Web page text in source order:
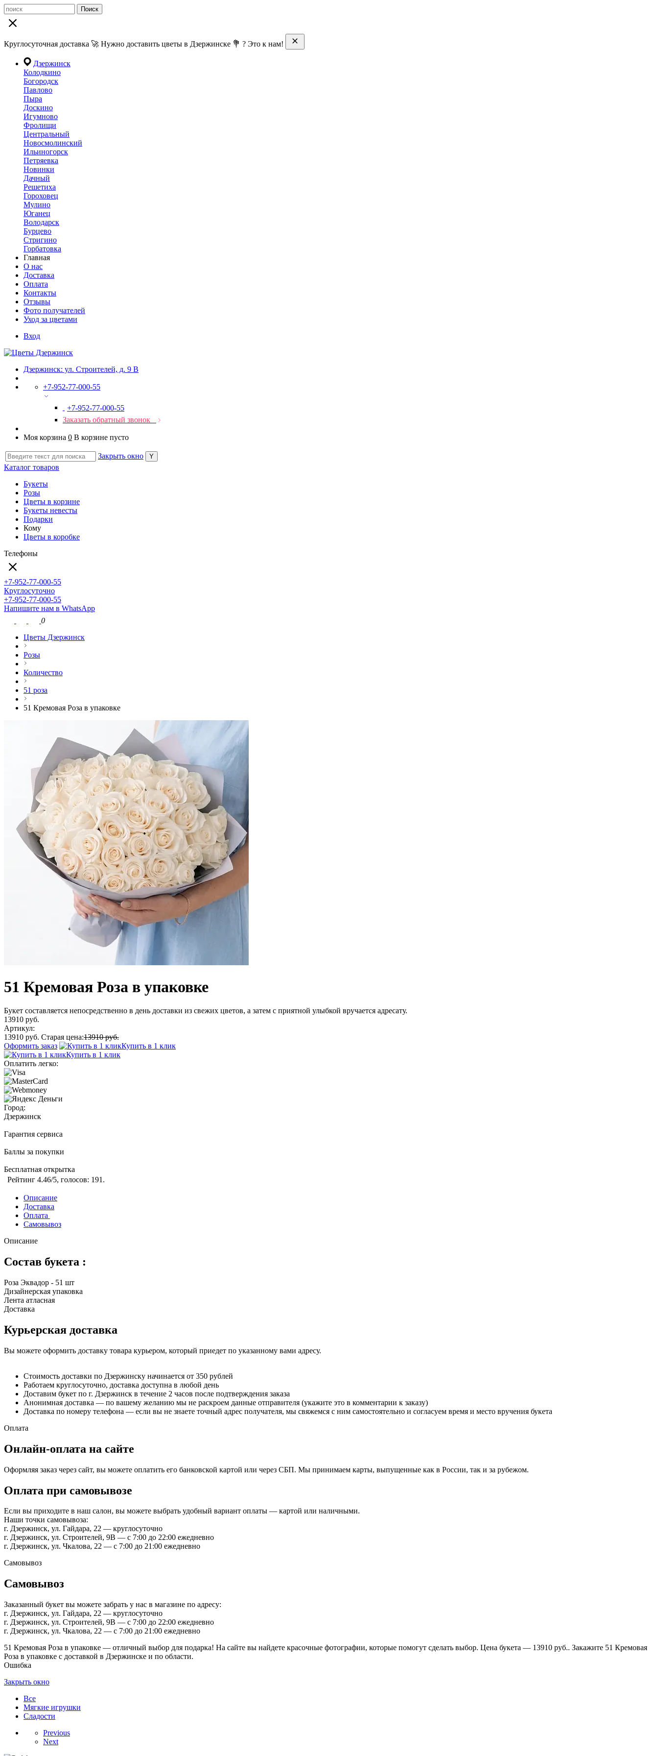
Поиск
Круглосуточная доставка 🚀 Нужно доставить цветы в Дзержинске 💐 ? Это к нам!
Дзержинск
Колодкино
Богородск
Павлово
Пыра
Доскино
Игумново
Фролищи
Центральный
Новосмолинский
Ильиногорск
Петряевка
Новинки
Дачный
Решетиха
Гороховец
Мулино
Юганец
Володарск
Бурцево
Стригино
Горбатовка
Главная
О нас
Доставка
Оплата
Контакты
Отзывы
Фото получателей
Уход за цветами
Вход
Дзержинск: ул. Строителей, д. 9 В
+7-952-77-000-55
+7-952-77-000-55
Заказать обратный звонок
Моя корзина 0 В корзине пусто
Закрыть окно
Каталог товаров
Букеты
Розы
Цветы в корзине
Букеты невесты
Подарки
Кому
Цветы в коробке
Телефоны
+7-952-77-000-55
Круглосуточно
+7-952-77-000-55
Напишите нам в WhatsApp
0
Цветы Дзержинск
Розы
Количество
51 роза
51 Кремовая Роза в упаковке
51 Кремовая Роза в упаковке
Букет составляется непосредственно в день доставки из свежих цветов, а затем с приятной улыбкой вручается адресату.
13910 руб.
Артикул:
13910 руб. Старая цена:13910 руб.
Оформить заказ
Купить в 1 клик
Купить в 1 клик
Оплатить легко:
Город:
Дзержинск
Гарантия сервиса
Баллы за покупки
Бесплатная открытка
Рейтинг 4.46/5, голосов: 191 .
Описание
Доставка
Оплата
Самовывоз
Описание
Состав букета :
Роза Эквадор - 51 шт
Дизайнерская упаковка
Лента атласная
Доставка
Курьерская доставка
Вы можете оформить доставку товара курьером, который приедет по указанному вами адресу.
Стоимость доставки по Дзержинску начинается от 350 рублей
Работаем круглосуточно, доставка доступна в любой день
Доставим букет по г. Дзержинск в течение 2 часов после подтверждения заказа
Анонимная доставка — по вашему желанию мы не раскроем данные отправителя (укажите это в комментарии к заказу)
Доставка по номеру телефона — если вы не знаете точный адрес получателя, мы свяжемся с ним самостоятельно и согласуем время и место вручения букета
Оплата
Онлайн-оплата на сайте
Оформляя заказ через сайт, вы можете оплатить его банковской картой или через СБП. Мы принимаем карты, выпущенные как в России, так и за рубежом.
Оплата при самовывозе
Если вы приходите в наш салон, вы можете выбрать удобный вариант оплаты — картой или наличными.
Наши точки самовывоза:
г. Дзержинск, ул. Гайдара, 22 — круглосуточно
г. Дзержинск, ул. Строителей, 9В — с 7:00 до 22:00 ежедневно
г. Дзержинск, ул. Чкалова, 22 — с 7:00 до 21:00 ежедневно
Самовывоз
Самовывоз
Заказанный букет вы можете забрать у нас в магазине по адресу:
г. Дзержинск, ул. Гайдара, 22 — круглосуточно
г. Дзержинск, ул. Строителей, 9В — с 7:00 до 22:00 ежедневно
г. Дзержинск, ул. Чкалова, 22 — с 7:00 до 21:00 ежедневно
51 Кремовая Роза в упаковке — отличный выбор для подарка! На сайте вы найдете красочные фотографии, которые помогут сделать выбор. Цена букета — 13910 руб.. Закажите 51 Кремовая
Роза в упаковке с доставкой в Дзержинске и по области.
Ошибка
Закрыть окно
Все
Мягкие игрушки
Сладости
Previous
Next